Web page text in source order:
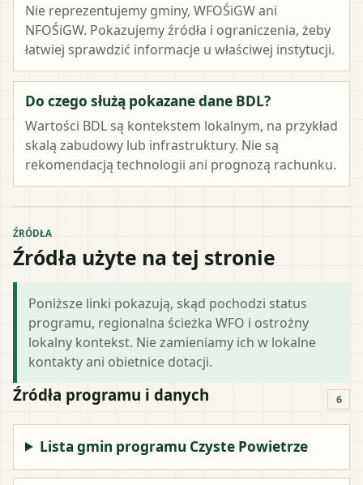
Nie reprezentujemy gminy, WFOŚiGW ani
NFOŚiGW. Pokazujemy źródła i ograniczenia, żeby
łatwiej sprawdzić informacje u właściwej instytucji.
Do czego służą pokazane dane BDL?
Wartości BDL są kontekstem lokalnym, na przykład
skalą zabudowy lub infrastruktury. Nie są
rekomendacją technologii ani prognozą rachunku.
ŹRÓDŁA
Źródła użyte na tej stronie
Poniższe linki pokazują, skąd pochodzi status
programu, regionalna ścieżka WFO i ostrożny
lokalny kontekst. Nie zamieniamy ich w lokalne
kontakty ani obietnice dotacji.
Źródła programu i danych 6
Lista gmin programu Czyste Powietrze